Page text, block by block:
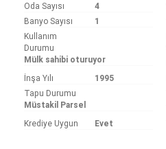
Oda Sayısı 4
Banyo Sayısı
1
Kullanım
Durumu
Mülk sahibi oturuyor
İnşa Yılı
1995
Tapu Durumu
Müstakil Parsel
Krediye Uygun
Evet